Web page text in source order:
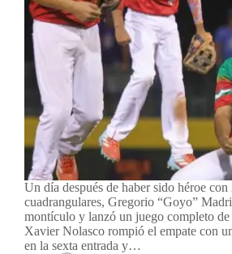
Un día después de haber sido héroe con
cuadrangulares, Gregorio “Goyo”
montículo y lanzó un juego completo de
Xavier Nolasco rompió el empate con
en la sexta entrada y…